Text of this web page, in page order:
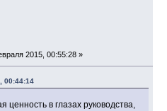
2015, 00:55:28 »
00:44:14
в глазах руководства,